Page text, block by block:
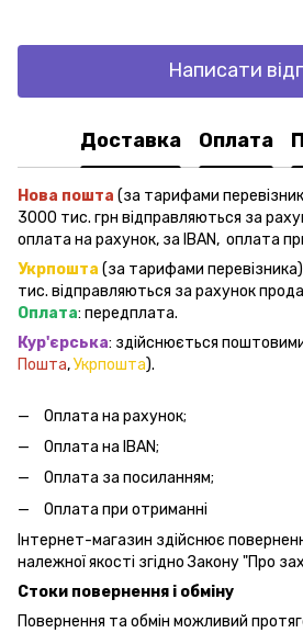
Написати
Доставка Оплата
Нова пошта (за тарифами
3000 тис. грн відправляються за
оплата на рахунок, за IBAN, оплата
Укрпошта (за тарифами
тис. відправляються за рахунок
Оплата: передплата.
Кур'єрська: здійснюється
Пошта,Укрпошта).
Оплата на рахунок;
Оплата на IBAN;
Оплата за посиланням;
Оплата при отриманні
Інтернет-магазин здійснює
належної якості згідно Закону "Про
Стоки повернення і обміну
Повернення та обмін можливий